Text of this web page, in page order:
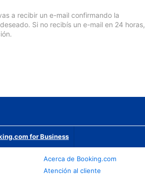
a recibir un e-mail confirmando la
Si no recibís un e-mail en 24 horas,
for Business
Acerca de Booking.com
Atención al cliente